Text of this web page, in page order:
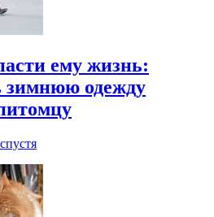
ему жизнь:
зимнюю одежду